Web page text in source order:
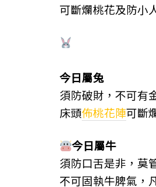
可斷爛桃花及防小
今日屬兔
須防破財，不可有
床頭佈桃花陣可斷
今日屬牛
須防口舌是非，莫
不可固執牛脾氣，